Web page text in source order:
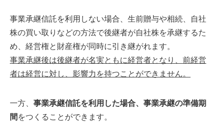
事業承継信託を利用しない場合、 生前贈与や相続、自社
株の買い取りなどの方法で後継者が自社株を承継するた
め、経営権と財産権が同時に引き継がれます。
事業承継後は後継者が名実ともに経営者となり、前経営
者は経営に対し、影響力を持つことができません。
一方、 事業承継信託を利用した場合、 事業承継の準備期
間 をつくることができます。